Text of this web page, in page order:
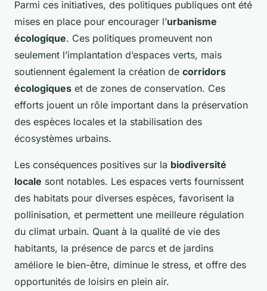
Parmi ces initiatives, des politiques publiques ont été
mises en place pour encourager l’urbanisme
écologique. Ces politiques promeuvent non
seulement l’implantation d’espaces verts, mais
soutiennent également la création de corridors
écologiques et de zones de conservation. Ces
efforts jouent un rôle important dans la préservation
des espèces locales et la stabilisation des
écosystèmes urbains.
Les conséquences positives sur la biodiversité
locale sont notables. Les espaces verts fournissent
des habitats pour diverses espèces, favorisent la
pollinisation, et permettent une meilleure régulation
du climat urbain. Quant à la qualité de vie des
habitants, la présence de parcs et de jardins
améliore le bien-être, diminue le stress, et offre des
opportunités de loisirs en plein air.